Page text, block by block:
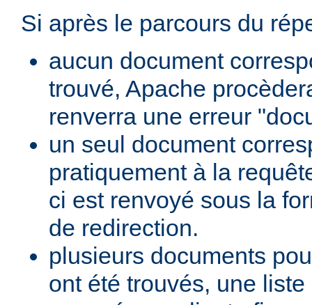
Si après le parcours du
aucun document
trouvé, Apache
renverra une erreur
un seul document
pratiquement à la
ci est renvoyé sous la
de redirection.
plusieurs documents
ont été trouvés, une